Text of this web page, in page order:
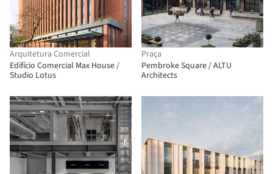
Arquitetura Comercial
Edifício Comercial Max House /
Studio Lotus
Praça
Pembroke Square / ALTU
Architects